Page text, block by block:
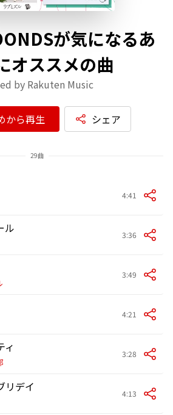
が気になるあ
オススメの曲
by Rakuten Music
から再生 シェア
29曲
4:41
ル 3:36
3:49
4:21
ィ 3:28
リデイ 4:13